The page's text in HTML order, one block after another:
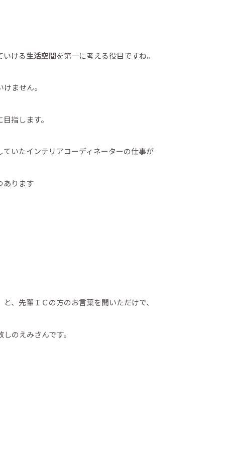
いける生活空間を第一に考える役目ですね。
ません。
指します。
いたインテリアコーディネーターの仕事が
あります
と、先輩ＩＣの方のお言葉を聞いただけで、
のえみさんです。